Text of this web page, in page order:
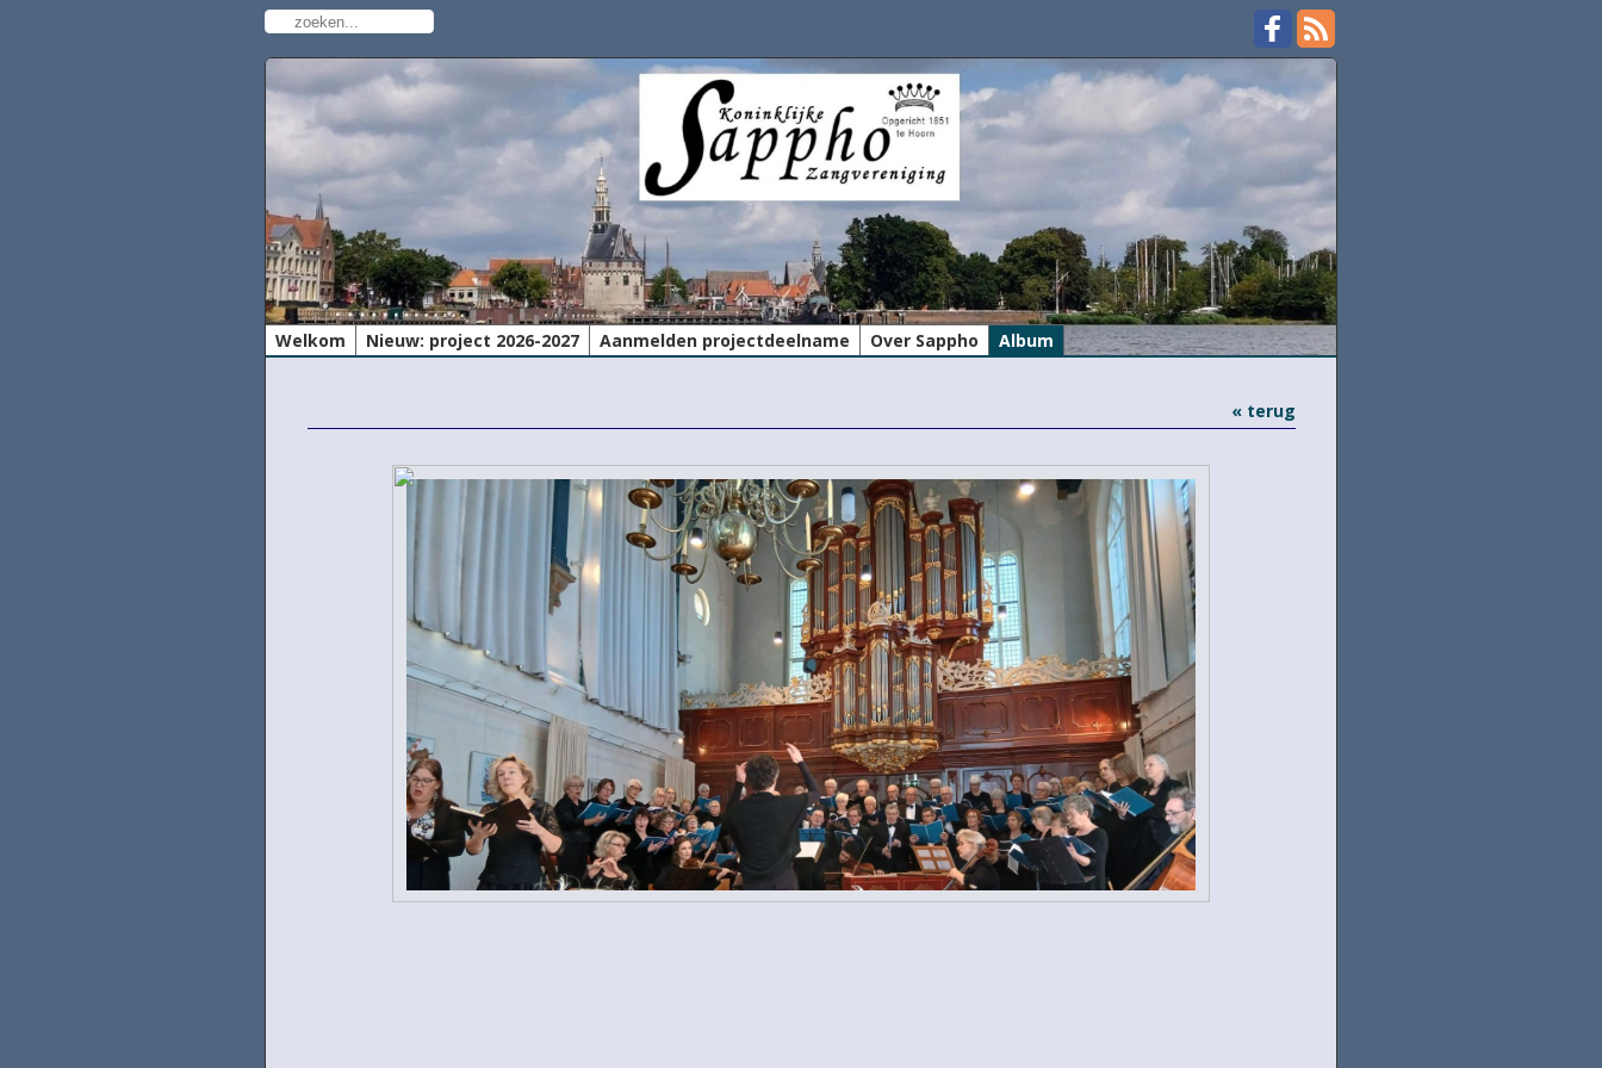
Welkom Nieuw: project 2026-2027 Aanmelden projectdeelname Over Sappho Album
« terug